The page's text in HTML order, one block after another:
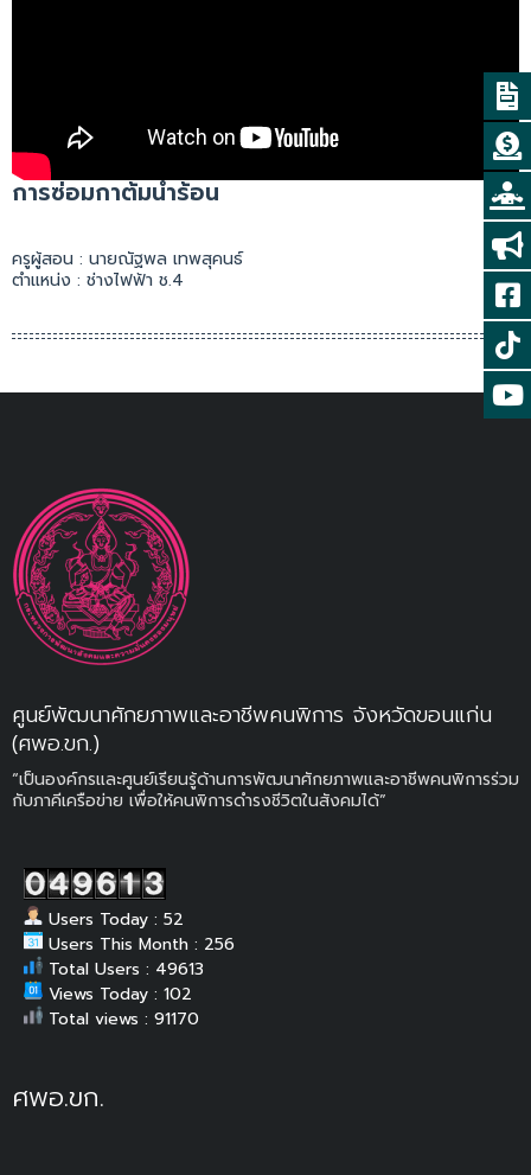
การซ่อมกาต้มน้ำร้อน
ครูผู้สอน : นายณัฐพล เทพสุคนธ์
ตำแหน่ง : ช่างไฟฟ้า ช.4
ศูนย์พัฒนาศักยภาพและอาชีพคนพิการ จังหวัดขอนแก่น
(ศพอ.ขก.)
“เป็นองค์กรและศูนย์เรียนรู้ด้านการพัฒนาศักยภาพและอาชีพคนพิการร่วม
กับภาคีเครือข่าย เพื่อให้คนพิการดำรงชีวิตในสังคมได้”
Users Today : 52
Users This Month : 256
Total Users : 49613
Views Today : 102
Total views : 91170
ศพอ.ขก.